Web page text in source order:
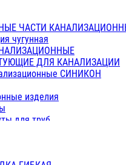
Фитинги с металл. серые
Фитинги ПП (серые)
ПП белые
Краны
Фитинги ПП (белые)
Фитинги ПП с металлом белые
полипропиленовые
полипропиленивые
ЧАСТИ
чугунная
ДЛЯ КАНАЛИЗАЦИИ
СИНИКОН
изделия
для труб